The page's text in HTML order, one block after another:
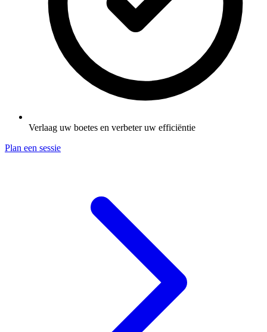
Verlaag uw boetes en verbeter uw efficiëntie
Plan een sessie